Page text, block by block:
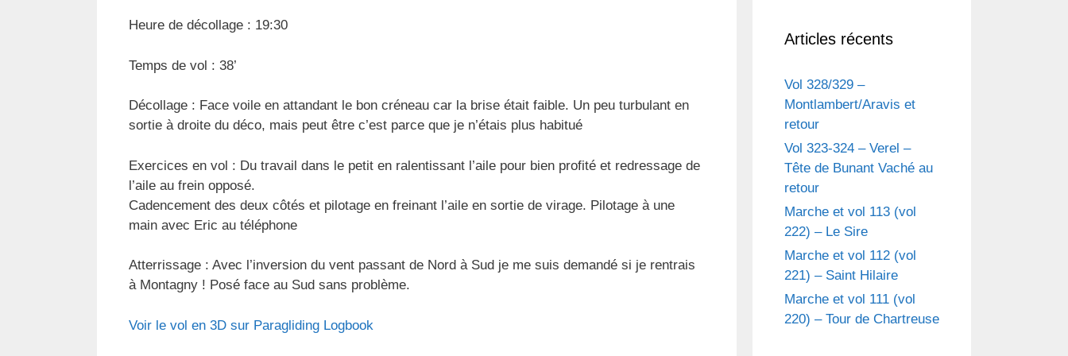
Heure de décollage : 19:30
Temps de vol : 38’
Décollage : Face voile en attandant le bon créneau car la brise était faible. Un peu turbulant en
sortie à droite du déco, mais peut être c’est parce que je n’étais plus habitué
Exercices en vol : Du travail dans le petit en ralentissant l’aile pour bien profité et redressage de
l’aile au frein opposé.
Cadencement des deux côtés et pilotage en freinant l’aile en sortie de virage. Pilotage à une
main avec Eric au téléphone
Atterrissage : Avec l’inversion du vent passant de Nord à Sud je me suis demandé si je rentrais
à Montagny ! Posé face au Sud sans problème.
Voir le vol en 3D sur Paragliding Logbook
c
e
r
Articles récents
Vol 328/329 –
Montlambert/Aravis et
retour
Vol 323-324 – Verel –
Tête de Bunant Vaché au
retour
Marche et vol 113 (vol
222) – Le Sire
Marche et vol 112 (vol
221) – Saint Hilaire
Marche et vol 111 (vol
220) – Tour de Chartreuse